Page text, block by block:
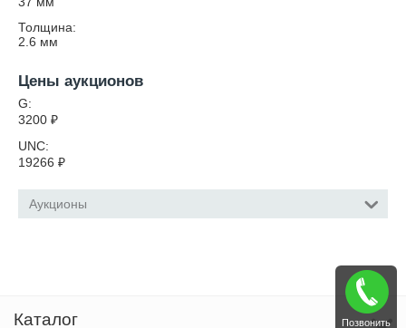
Толщина:
2.6 мм
Цены аукционов
G:
3200 ₽
UNC:
19266 ₽
Аукционы
Каталог Позвонить